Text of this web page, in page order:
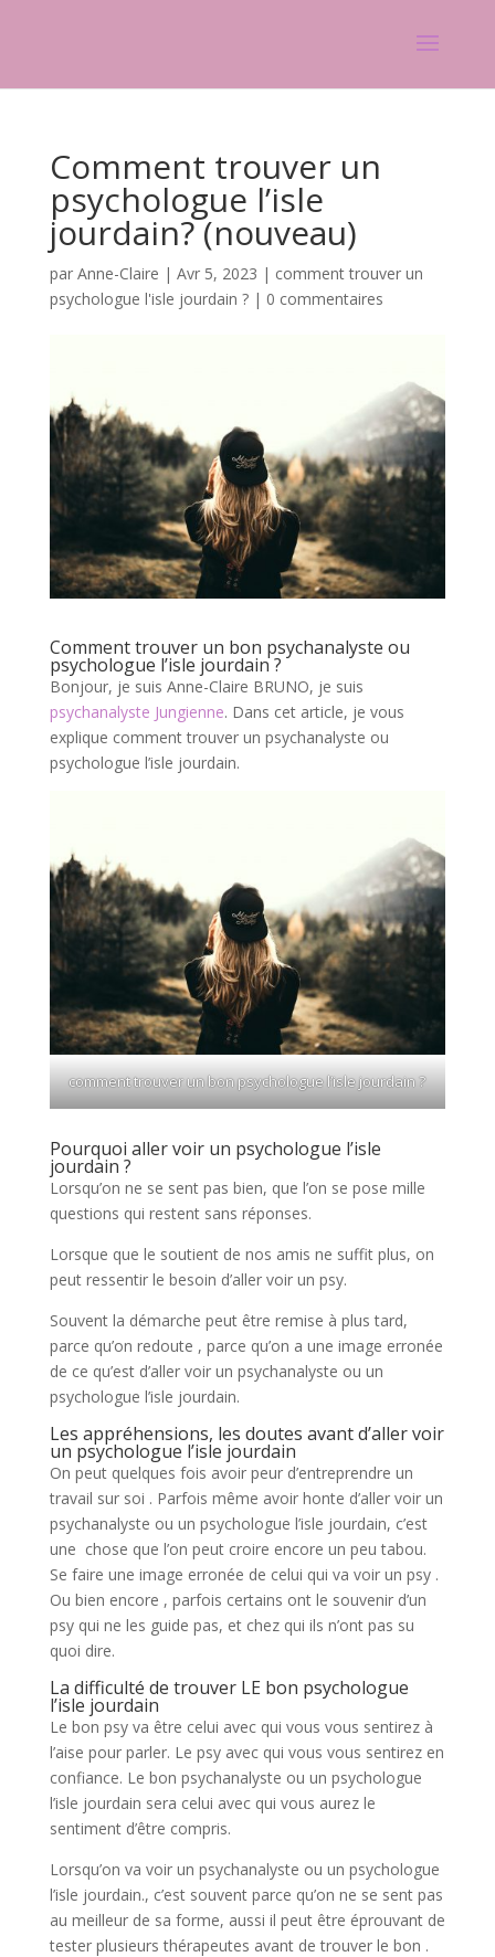
Comment trouver un
psychologue l’isle
jourdain? (nouveau)
par Anne-Claire | Avr 5, 2023 | comment trouver un
psychologue l'isle jourdain ?| 0 commentaires
Comment trouver un bon psychanalyste ou
psychologue l’isle jourdain ?
Bonjour, je suis Anne-Claire BRUNO, je suis
psychanalyste Jungienne. Dans cet article, je vous
explique comment trouver un psychanalyste ou
psychologue l’isle jourdain.
comment trouver un bon psychologue l’isle jourdain ?
Pourquoi aller voir un psychologue l’isle
jourdain ?
Lorsqu’on ne se sent pas bien, que l’on se pose mille
questions qui restent sans réponses.
Lorsque que le soutient de nos amis ne suffit plus, on
peut ressentir le besoin d’aller voir un psy.
Souvent la démarche peut être remise à plus tard,
parce qu’on redoute , parce qu’on a une image erronée
de ce qu’est d’aller voir un psychanalyste ou un
psychologue l’isle jourdain.
Les appréhensions, les doutes avant d’aller voir
un psychologue l’isle jourdain
On peut quelques fois avoir peur d’entreprendre un
travail sur soi . Parfois même avoir honte d’aller voir un
psychanalyste ou un psychologue l’isle jourdain, c’est
une chose que l’on peut croire encore un peu tabou.
Se faire une image erronée de celui qui va voir un psy .
Ou bien encore , parfois certains ont le souvenir d’un
psy qui ne les guide pas, et chez qui ils n’ont pas su
quoi dire.
La difficulté de trouver LE bon psychologue
l’isle jourdain
Le bon psy va être celui avec qui vous vous sentirez à
l’aise pour parler. Le psy avec qui vous vous sentirez en
confiance. Le bon psychanalyste ou un psychologue
l’isle jourdain sera celui avec qui vous aurez le
sentiment d’être compris.
Lorsqu’on va voir un psychanalyste ou un psychologue
l’isle jourdain., c’est souvent parce qu’on ne se sent pas
au meilleur de sa forme, aussi il peut être éprouvant de
tester plusieurs thérapeutes avant de trouver le bon .